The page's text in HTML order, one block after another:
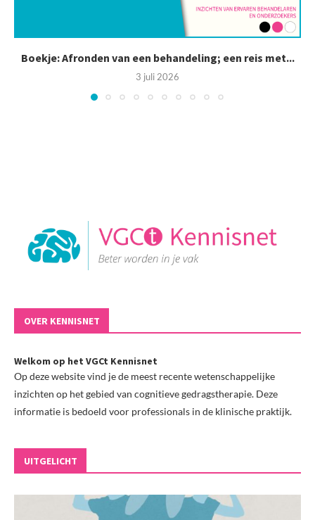
Boekje: Afronden van een behandeling; een reis met...
3 juli 2026
OVER KENNISNET
Welkom op het VGCt Kennisnet
Op deze website vind je de meest recente wetenschappelijke
inzichten op het gebied van cognitieve gedragstherapie. Deze
informatie is bedoeld voor professionals in de klinische praktijk.
UITGELICHT